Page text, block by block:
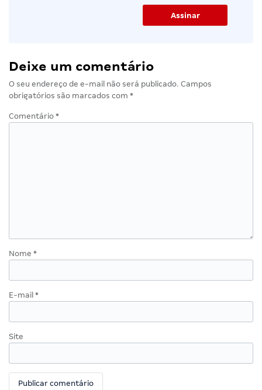
Deixe um comentário
O seu endereço de e-mail não será publicado. Campos
obrigatórios são marcados com *
Comentário *
Nome *
E-mail *
Site